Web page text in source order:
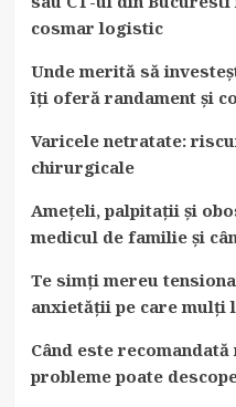
cosmar logistic
Unde merită să
îți oferă randament și
Varicele netratate:
chirurgicale
Amețeli, palpitații și
medicul de familie și
Te simți mereu
anxietății pe care mulți
Când este
probleme poate